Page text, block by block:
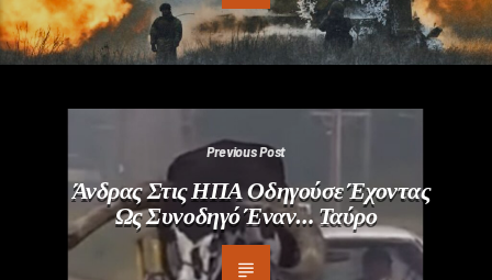
Previous Post
Άνδρας Στις ΗΠΑ Οδηγούσε Έχοντας
Ως Συνοδηγό Έναν… Ταύρο